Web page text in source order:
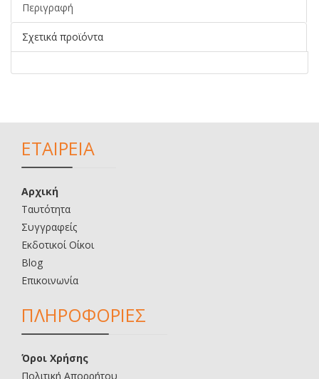
Περιγραφή
Σχετικά προϊόντα
ΕΤΑΙΡΕΙΑ
Αρχική
Ταυτότητα
Συγγραφείς
Εκδοτικοί Οίκοι
Blog
Επικοινωνία
ΠΛΗΡΟΦΟΡΙΕΣ
Όροι Χρήσης
Πολιτική Απορρήτου